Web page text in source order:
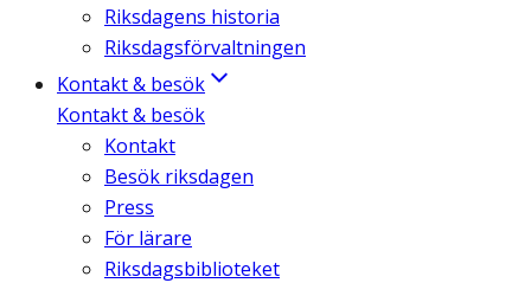
Riksdagens historia
Riksdagsförvaltningen
Kontakt & besök
Kontakt & besök
Kontakt
Besök riksdagen
Press
För lärare
Riksdagsbiblioteket